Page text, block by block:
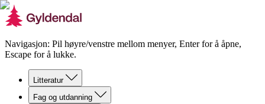
Navigasjon: Pil høyre/venstre mellom menyer, Enter for å åpne,
Escape for å lukke.
Litteratur
Fag og utdanning